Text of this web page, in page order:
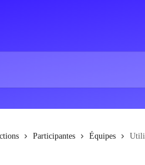
Participantes Équipes